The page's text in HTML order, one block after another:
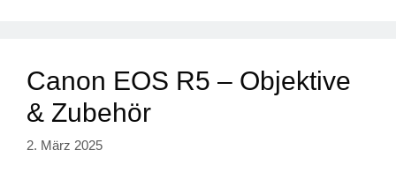
Canon EOS R5 – Objektive
& Zubehör
2. März 2025